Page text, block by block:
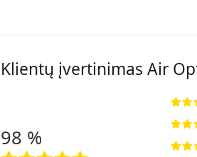
Klientų įvertinimas Air
98 %